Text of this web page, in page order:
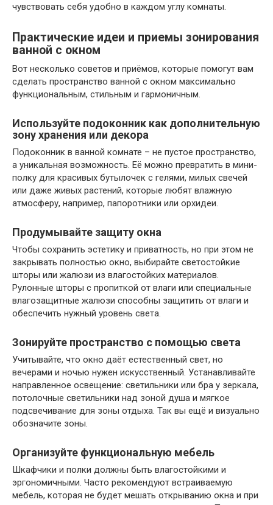
чувствовать себя удобно в каждом углу комнаты.
Практические идеи и приемы зонирования
ванной с окном
Вот несколько советов и приёмов, которые помогут вам
сделать пространство ванной с окном максимально
функциональным, стильным и гармоничным.
Используйте подоконник как дополнительную
зону хранения или декора
Подоконник в ванной комнате – не пустое пространство,
а уникальная возможность. Её можно превратить в мини-
полку для красивых бутылочек с гелями, милых свечей
или даже живых растений, которые любят влажную
атмосферу, например, папоротники или орхидеи.
Продумывайте защиту окна
Чтобы сохранить эстетику и приватность, но при этом не
закрывать полностью окно, выбирайте светостойкие
шторы или жалюзи из влагостойких материалов.
Рулонные шторы с пропиткой от влаги или специальные
влагозащитные жалюзи способны защитить от влаги и
обеспечить нужный уровень света.
Зонируйте пространство с помощью света
Учитывайте, что окно даёт естественный свет, но
вечерами и ночью нужен искусственный. Устанавливайте
направленное освещение: светильники или бра у зеркала,
потолочные светильники над зоной душа и мягкое
подсвечивание для зоны отдыха. Так вы ещё и визуально
обозначите зоны.
Организуйте функциональную мебель
Шкафчики и полки должны быть влагостойкими и
эргономичными. Часто рекомендуют встраиваемую
мебель, которая не будет мешать открыванию окна и при